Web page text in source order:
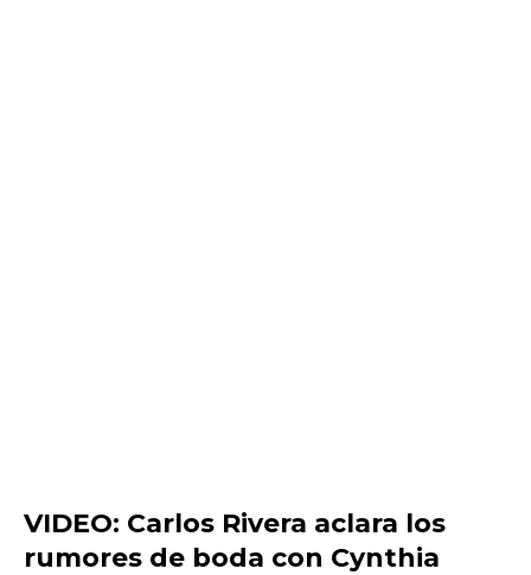
VIDEO: Carlos Rivera aclara los
rumores de boda con Cynthia